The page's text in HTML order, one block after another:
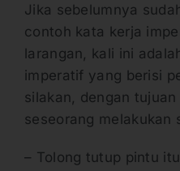
Jika sebelumnya
contoh kata kerja
larangan, kali ini
imperatif yang berisi
silakan, dengan
seseorang melakukan
– Tolong tutup pintu